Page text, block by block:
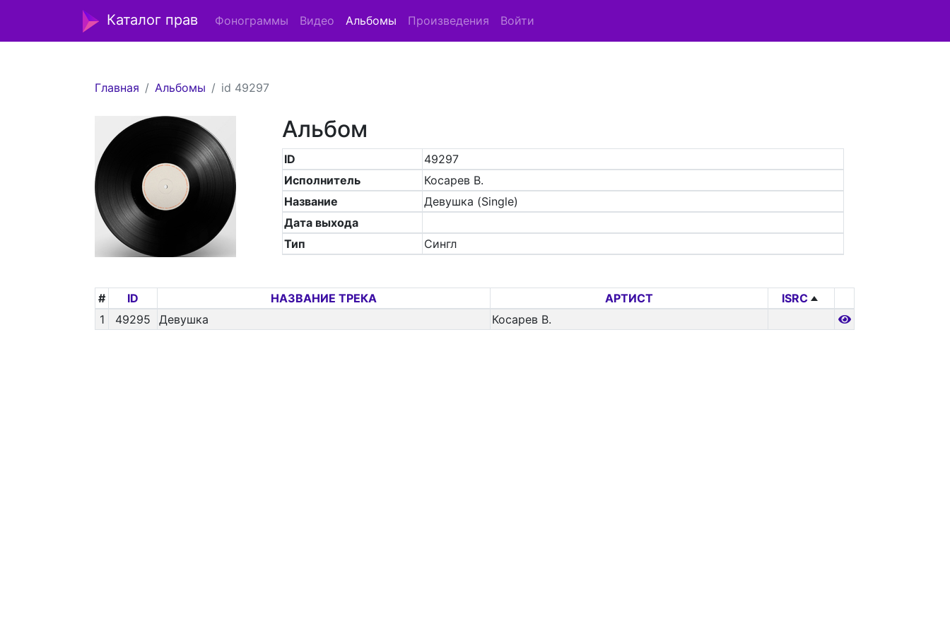
Каталог прав Фонограммы Видео Альбомы Произведения Войти
Главная Альбомы id 49297
Альбом
ID
49297
Исполнитель
Косарев В.
Название
Девушка (Single)
Дата выхода
Тип
Сингл
# ID НАЗВАНИЕ ТРЕКА АРТИСТ
ISRC
1
49295 Девушка Косарев В.